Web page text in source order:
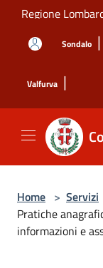
Salta al contenuto
Regione
Sondalo |
Valfurva |
Home > Servizi
Pratiche
informazioni e